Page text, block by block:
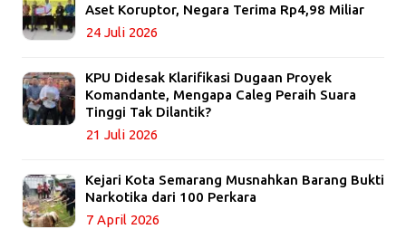
Aset Koruptor, Negara Terima Rp4,98 Miliar
24 Juli 2026
KPU Didesak Klarifikasi Dugaan Proyek
Komandante, Mengapa Caleg Peraih Suara
Tinggi Tak Dilantik?
21 Juli 2026
Kejari Kota Semarang Musnahkan Barang Bukti
Narkotika dari 100 Perkara
7 April 2026